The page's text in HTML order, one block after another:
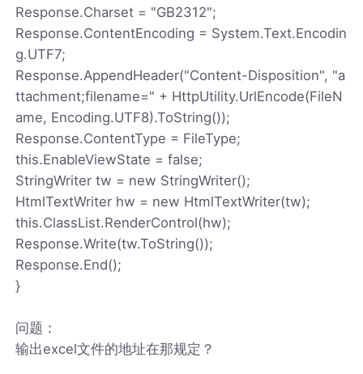
Response.Charset = "GB2312";
Response.ContentEncoding = System.Text.Encodin
g.UTF7;
Response.AppendHeader("Content-Disposition", "a
ttachment;filename=" + HttpUtility.UrlEncode(FileN
ame, Encoding.UTF8).ToString());
Response.ContentType = FileType;
this.EnableViewState = false;
StringWriter tw = new StringWriter();
HtmlTextWriter hw = new HtmlTextWriter(tw);
this.ClassList.RenderControl(hw);
Response.Write(tw.ToString());
Response.End();
}
问题：
输出excel文件的地址在那规定？